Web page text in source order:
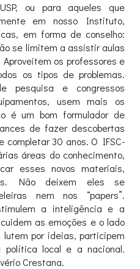
ou para aqueles que
em nosso Instituto,
em forma de conselho:
se limitem a assistir aulas
os professores e
os tipos de problemas.
pesquisa e congressos
usem mais os
é um bom formulador de
de fazer descobertas
30 anos. O IFSC-
áreas do conhecimento,
esses novos materiais,
Não deixem eles se
nem nos “papers”.
a inteligência e a
as emoções e o lado
lutem por ideias, participem
política local e a nacional.
Crestana.